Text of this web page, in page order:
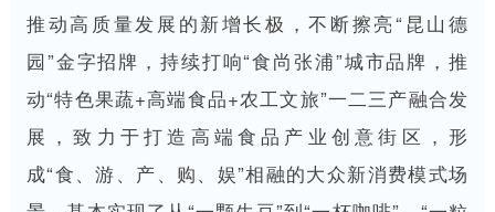
推动高质量发展的新增长极，不断擦亮“昆山德
园”金字招牌，持续打响“食尚张浦”城市品牌，推
动“特色果蔬+高端食品+农工文旅”一二三产融合发
展，致力于打造高端食品产业创意街区，形
成“食、游、产、购、娱”相融的大众新消费模式场